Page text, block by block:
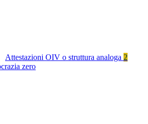
Attestazioni OIV o struttura analoga 2
zero